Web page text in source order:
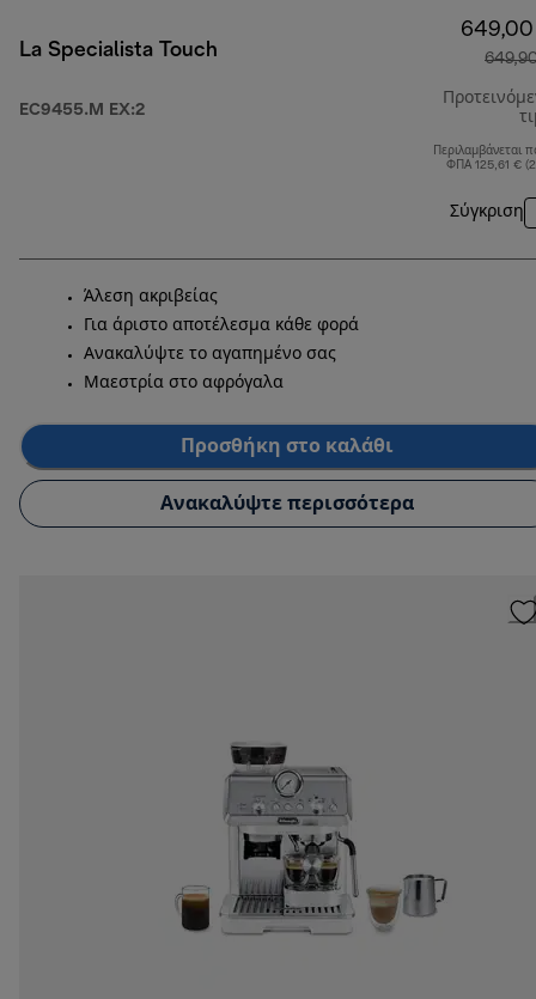
La Specialista Touch
EC9455.M EX:2
Περιλαμβάνεται
ΦΠΑ 125,61 €
Σύγκριση
Άλεση ακριβείας
Για άριστο αποτέλεσμα κάθε φορά
Ανακαλύψτε το αγαπημένο σας
Μαεστρία στο αφρόγαλα
Προσθήκη στο καλάθι
Ανακαλύψτε περισσότερα